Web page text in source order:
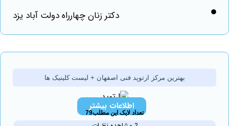
دکتر زنان چهارراه دولت آباد یزد
بهترین مرکز ارتوپد فنی اصفهان + لیست کلینیک ها
اطلاعات بیشتر
تعداد لایک این مطلب79